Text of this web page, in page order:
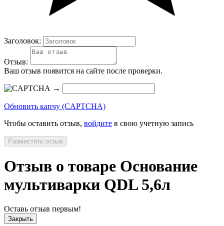
Заголовок:
Отзыв:
Ваш отзыв появится на сайте после проверки.
→
Обновить капчу (CAPTCHA)
Чтобы оставить отзыв, войдите в свою учетную запись
Разместить отзыв
Отзыв о товаре Основание
мультиварки QDL 5,6л
Оставь отзыв первым!
Закрыть